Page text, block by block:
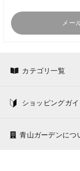
メー
カテゴリ一覧
ショッピングガイ
青山ガーデンにつ